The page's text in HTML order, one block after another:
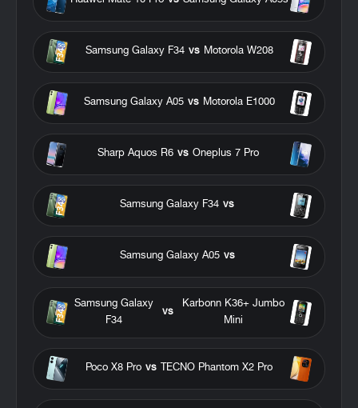
Motorola W208
vs
Samsung Galaxy F34
Motorola E1000
vs
Samsung Galaxy A05
Oneplus 7 Pro
vs
Sharp Aquos R6
vs
Samsung Galaxy F34
vs
Samsung Galaxy A05
Karbonn K36+ Jumbo
Mini
vs
Samsung Galaxy
F34
TECNO Phantom X2 Pro
vs
Poco X8 Pro